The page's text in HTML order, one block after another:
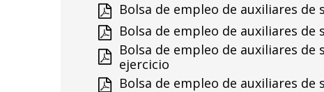
Bolsa de empleo de auxiliares
Bolsa de empleo de auxiliares
Bolsa de empleo de auxiliares
ejercicio
Bolsa de empleo de auxiliares